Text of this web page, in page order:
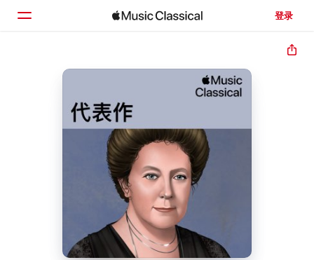
登录
主页
搜索